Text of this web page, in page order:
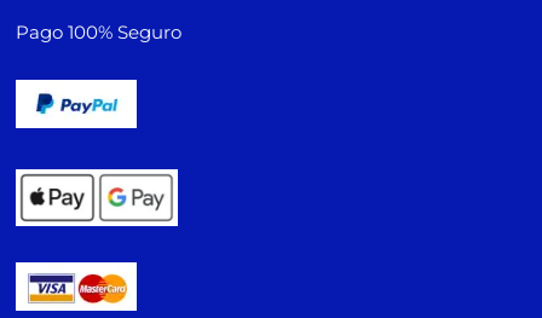
Pago 100% Seguro